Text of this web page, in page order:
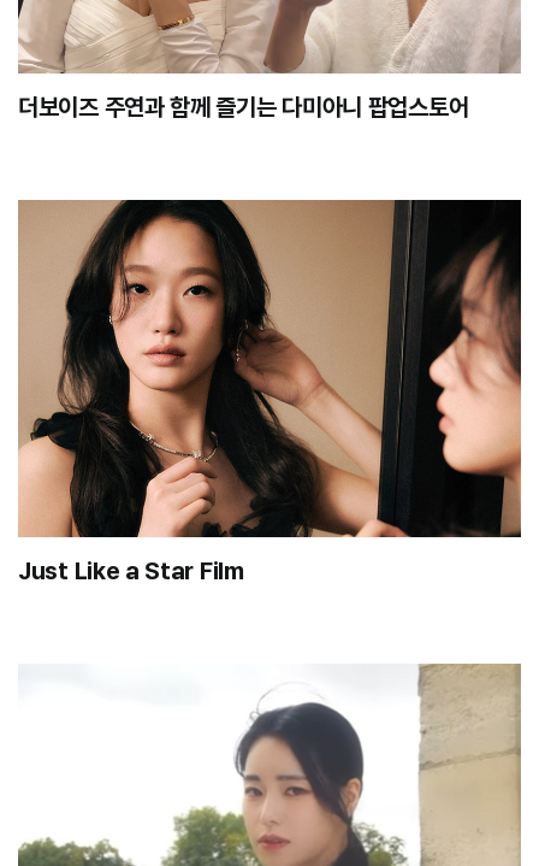
더보이즈 주연과 함께 즐기는 다미아니 팝업스토어
Just Like a Star Film